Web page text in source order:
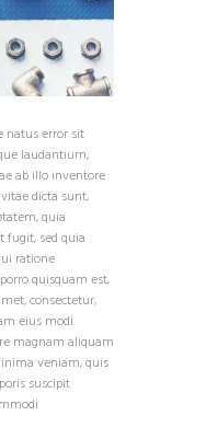
natus error sit
laudantium,
ab illo inventore
dicta sunt,
quia
fugit, sed quia
ratione
quisquam est,
consectetur,
eius modi
magnam aliquam
veniam, quis
suscipit